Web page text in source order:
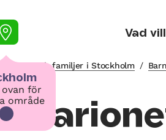
för
område
Vad
barn och familjer i Stockholm /